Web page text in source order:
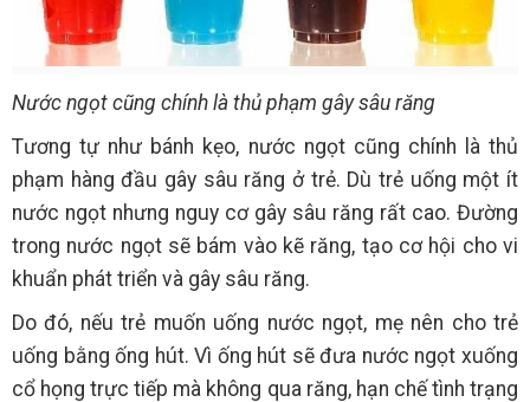
Nước ngọt cũng chính là thủ phạm gây sâu răng
Tương tự như bánh kẹo, nước ngọt cũng chính là thủ
phạm hàng đầu gây sâu răng ở trẻ. Dù trẻ uống một ít
nước ngọt nhưng nguy cơ gây sâu răng rất cao. Đường
trong nước ngọt sẽ bám vào kẽ răng, tạo cơ hội cho vi
khuẩn phát triển và gây sâu răng.
Do đó, nếu trẻ muốn uống nước ngọt, mẹ nên cho trẻ
uống bằng ống hút. Vì ống hút sẽ đưa nước ngọt xuống
cổ họng trực tiếp mà không qua răng, hạn chế tình trạng